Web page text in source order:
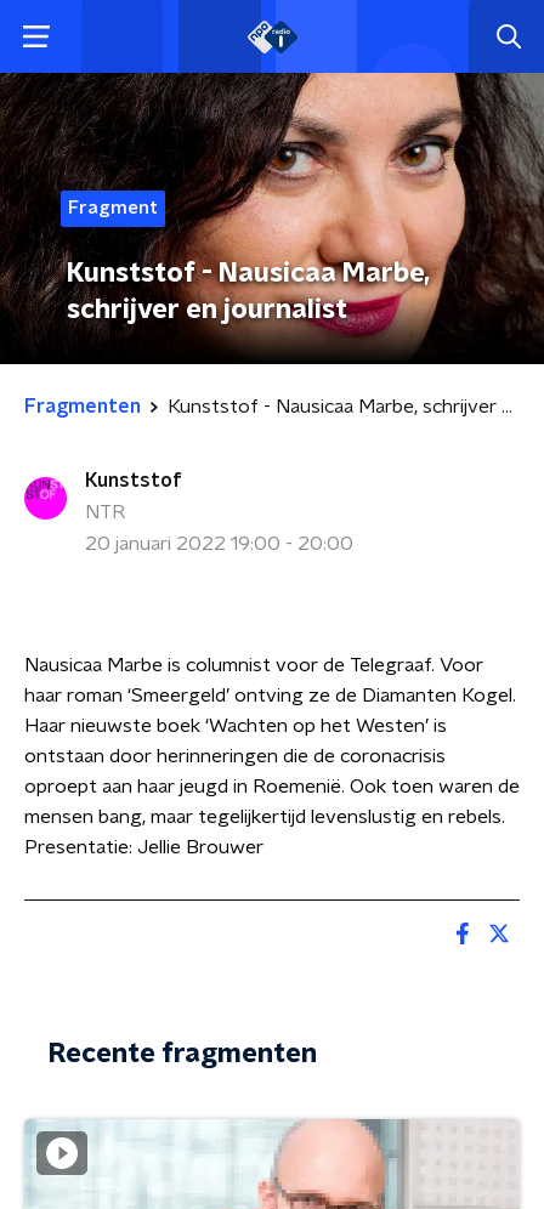
Fragment
Kunststof - Nausicaa Marbe,
schrijver en journalist
Fragmenten Kunststof - Nausicaa Marbe, schrijver en journalist
Kunststof
NTR
20 januari 2022 19:00 - 20:00
Nausicaa Marbe is columnist voor de Telegraaf. Voor
haar roman ‘Smeergeld’ ontving ze de Diamanten Kogel.
Haar nieuwste boek ‘Wachten op het Westen’ is
ontstaan door herinneringen die de coronacrisis
oproept aan haar jeugd in Roemenië. Ook toen waren de
mensen bang, maar tegelijkertijd levenslustig en rebels.
Presentatie: Jellie Brouwer
Recente fragmenten